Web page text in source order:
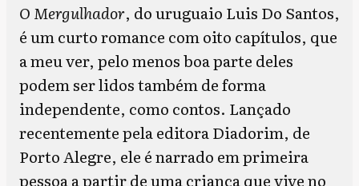
O Mergulhador, do uruguaio Luis Do Santos,
é um curto romance com oito capítulos, que
a meu ver, pelo menos boa parte deles
podem ser lidos também de forma
independente, como contos. Lançado
recentemente pela editora Diadorim, de
Porto Alegre, ele é narrado em primeira
pessoa a partir de uma criança que vive no